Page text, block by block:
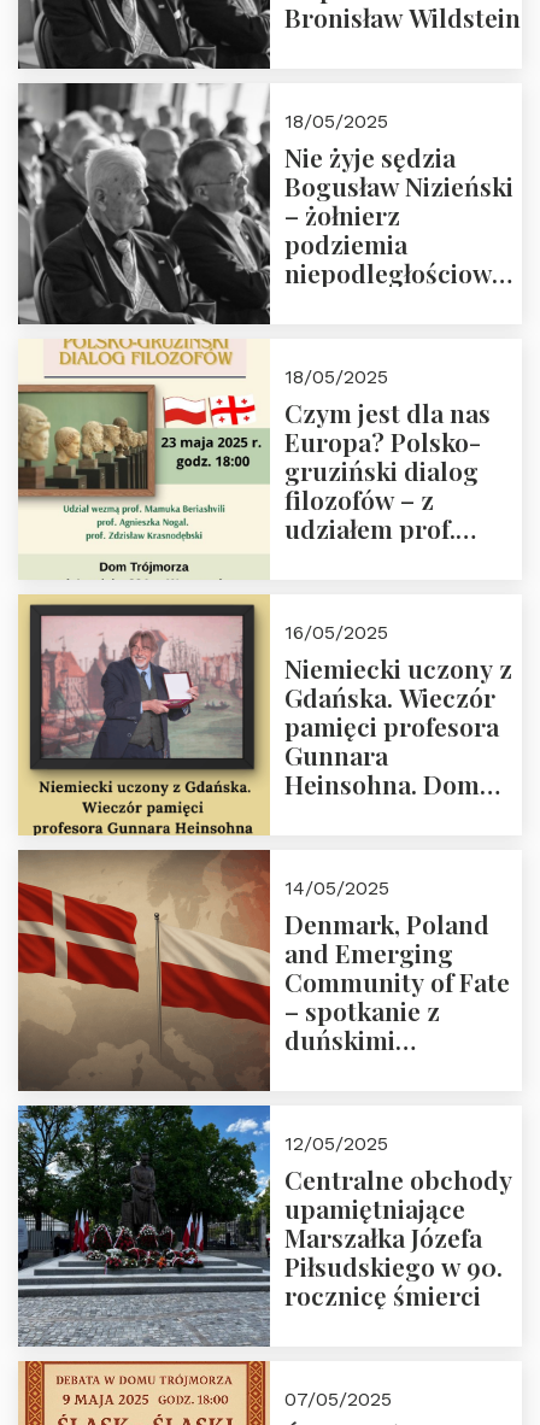
Bronisław Wildstein
18/05/2025
Nie żyje sędzia
Bogusław Nizieński
– żołnierz
podziemia
niepodległościowego
społeczny, członek
Kapituły Nagrody
im. Prezydenta
Lecha
Kaczyńskiego.
Wielki autorytet.
18/05/2025
Czym jest dla nas
Europa? Polsko-
gruziński dialog
filozofów – z
udziałem prof.
Dom Trójmorza 23
maja 2025 r. godz.
18:00.
16/05/2025
Niemiecki uczony z
Gdańska. Wieczór
pamięci profesora
Gunnara
Heinsohna. Dom
14/05/2025
Denmark, Poland
and Emerging
Community of Fate
– spotkanie z
duńskimi
12/05/2025
Centralne obchody
upamiętniające
Marszałka Józefa
Piłsudskiego w 90.
rocznicę śmierci
07/05/2025